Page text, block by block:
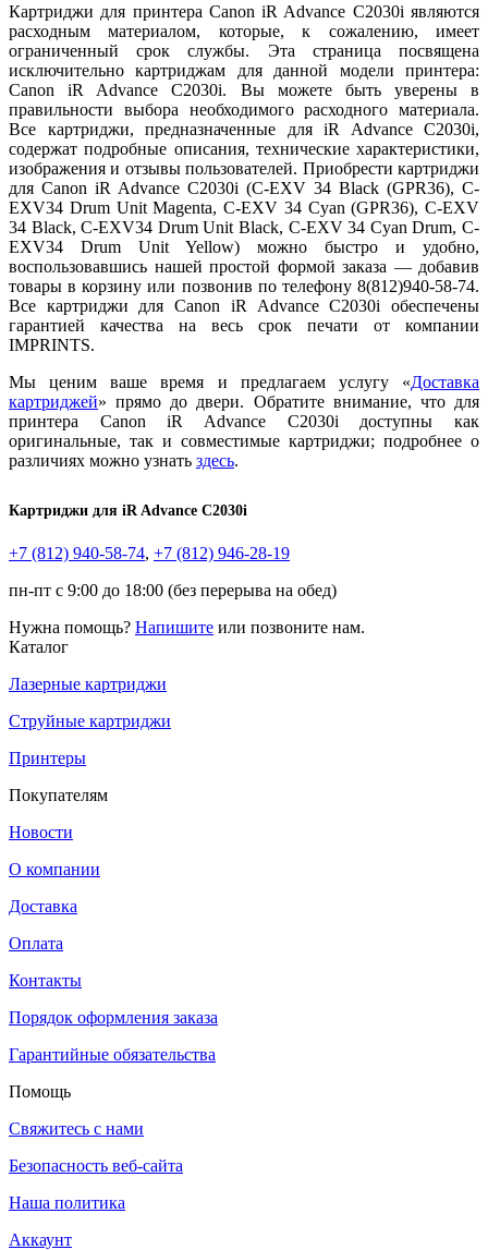
Картриджи для принтера Canon iR Advance C2030i являются
расходным материалом, которые, к сожалению, имеет
ограниченный срок службы. Эта страница посвящена
исключительно картриджам для данной модели принтера:
Canon iR Advance C2030i. Вы можете быть уверены в
правильности выбора необходимого расходного материала.
Все картриджи, предназначенные для iR Advance C2030i,
содержат подробные описания, технические характеристики,
изображения и отзывы пользователей. Приобрести картриджи
для Canon iR Advance C2030i (C-EXV 34 Black (GPR36), C-
EXV34 Drum Unit Magenta, C-EXV 34 Cyan (GPR36), C-EXV
34 Black, C-EXV34 Drum Unit Black, C-EXV 34 Cyan Drum, C-
EXV34 Drum Unit Yellow) можно быстро и удобно,
воспользовавшись нашей простой формой заказа — добавив
товары в корзину или позвонив по телефону 8(812)940-58-74.
Все картриджи для Canon iR Advance C2030i обеспечены
гарантией качества на весь срок печати от компании
IMPRINTS.
Мы ценим ваше время и предлагаем услугу «Доставка
картриджей» прямо до двери. Обратите внимание, что для
принтера Canon iR Advance C2030i доступны как
оригинальные, так и совместимые картриджи; подробнее о
различиях можно узнать здесь.
Картриджи для iR Advance C2030i
+7 (812) 940-58-74, +7 (812) 946-28-19
пн-пт с 9:00 до 18:00 (без перерыва на обед)
Нужна помощь? Напишите или позвоните нам.
Каталог
Лазерные картриджи
Струйные картриджи
Принтеры
Покупателям
Новости
О компании
Доставка
Оплата
Контакты
Порядок оформления заказа
Гарантийные обязательства
Помощь
Свяжитесь с нами
Безопасность веб-сайта
Наша политика
Аккаунт